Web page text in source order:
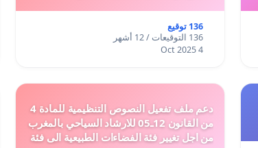
136 توقيع
136 التوقيعات / 12 أشهر
4 Oct 2025
دعم ملف تفعيل النصوص التنظيمية للمادة 4
من القانون 12ـ05 للارشاد السياحي بالمغرب
من اجل تغيير فئة الفضاءات الطبيعية الى فئة